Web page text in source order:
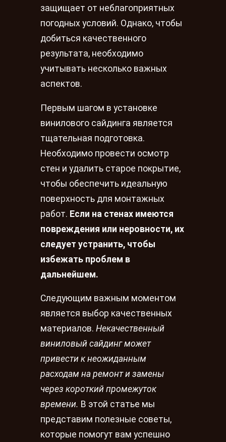
защищает от неблагоприятных
погодных условий. Однако, чтобы
добиться качественного
результата, необходимо
учитывать несколько важных
аспектов.
Первым шагом в установке
винилового сайдинга является
тщательная подготовка.
Необходимо провести осмотр
стен и удалить старое покрытие,
чтобы обеспечить идеальную
поверхность для монтажных
работ. Если на стенах имеются
повреждения или неровности, их
следует устранить, чтобы
избежать проблем в
дальнейшем.
Следующим важным моментом
является выбор качественных
материалов. Некачественный
виниловый сайдинг может
привести к неожиданным
расходам на ремонт и замены
через короткий промежуток
времени. В этой статье мы
представим полезные советы,
которые помогут вам успешно